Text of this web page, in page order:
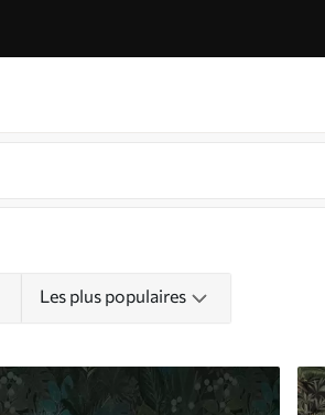
Les plus populaires